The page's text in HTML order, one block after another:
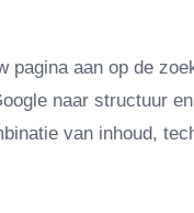
aan op de
naar structuur
van inhoud,